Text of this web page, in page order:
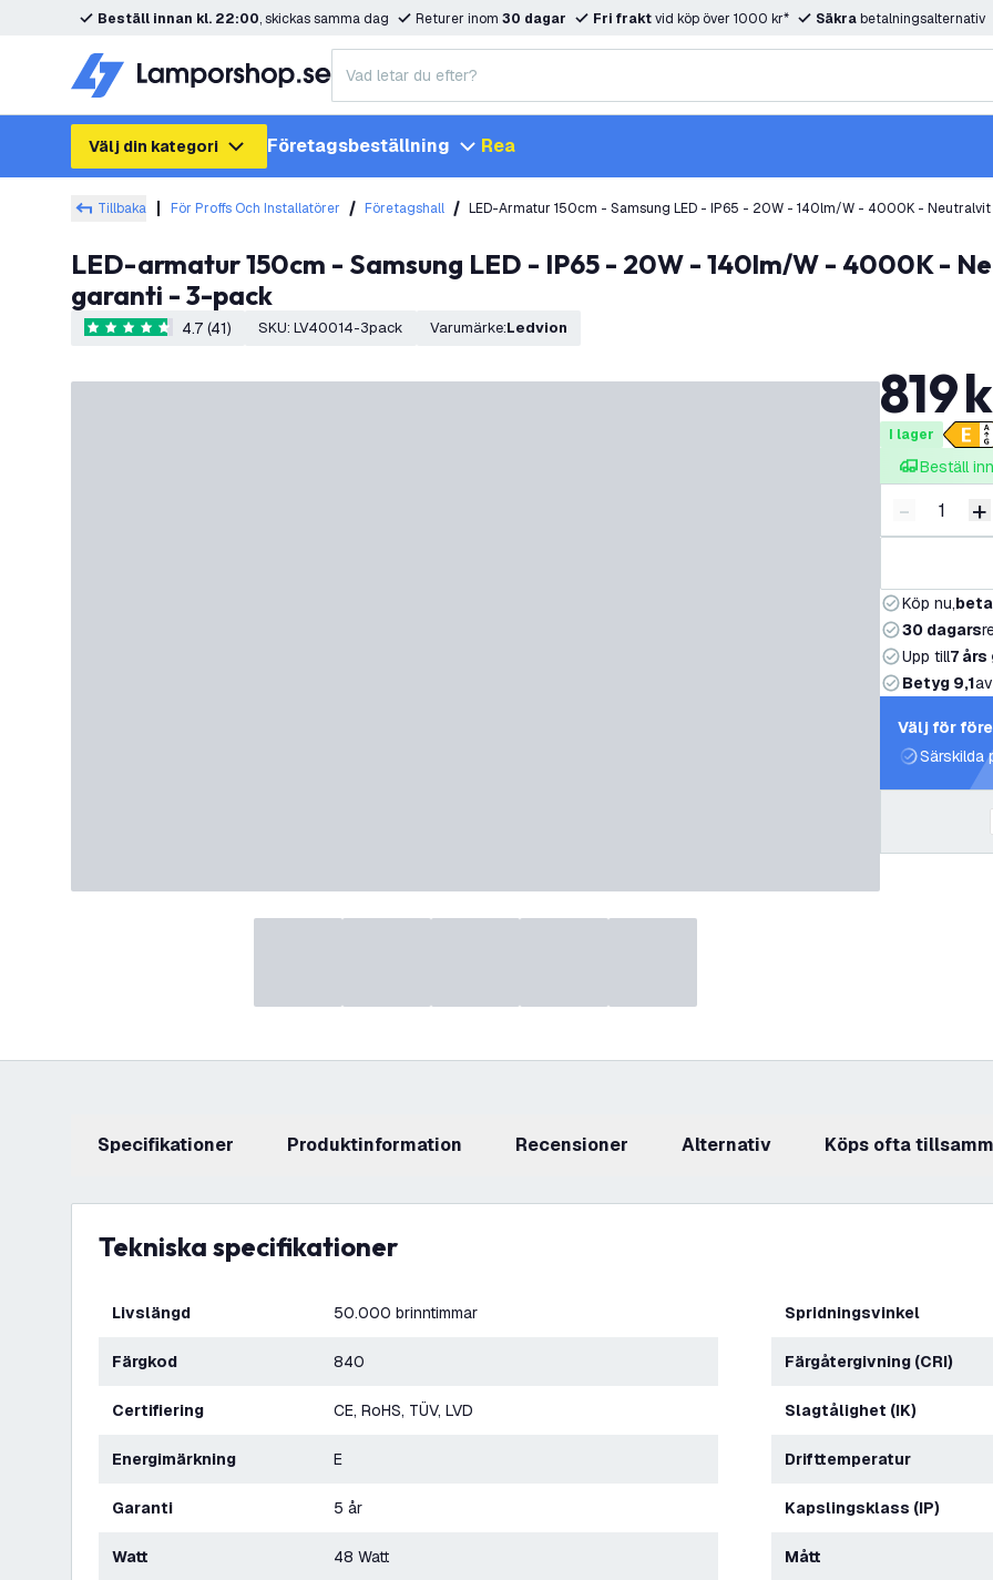
Beställ innan kl. 22:00, skickas samma dag Returer inom 30 dagar Fri fraktvid köp över 1000 kr* Säkrabetalningsalternativ
Välj din kategori Företagsbeställning Rea
Tillbaka För Proffs Och Installatörer Företagshall LED-Armatur 150cm - Samsung LED - IP65 - 20W - 140lm/W - 4000K -
LED-armatur 150cm - Samsung LED - IP65 - 20W - 140lm/W - 4000K - Neutralvit - Gennemfortrådet - 5 års
garanti - 3-pack
4.7 stjärnbetyg4.7 (41) SKU: LV40014-3pack Varumärke: Ledvion
819
I lager
Beställ
Minska
- +
Köp nu,
30 dagars
Upp till7
Betyg 9,1av
Välj för
Särskilda
Specifikationer produktinformation recensioner Alternativ Köps ofta
Tekniska specifikationer
Livslängd 50.000 brinntimmar
Färgkod 840
Certifiering CE, RoHS, TÜV, LVD
Energimärkning E
Garanti 5 år
Watt 48 Watt
Spridningsvinkel
Färgåtergivning (CRI)
Slagtålighet (IK)
Drifttemperatur
Kapslingsklass (IP)
Mått